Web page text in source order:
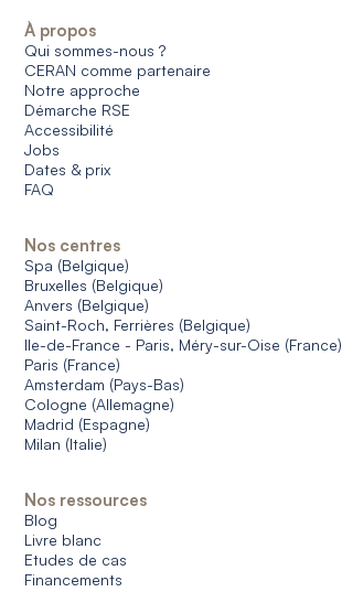
À propos
Qui sommes-nous ?
CERAN comme partenaire
Notre approche
Démarche RSE
Accessibilité
Jobs
Dates & prix
FAQ
Nos centres
Spa (Belgique)
Bruxelles (Belgique)
Anvers (Belgique)
Saint-Roch, Ferrières (Belgique)
Ile-de-France - Paris, Méry-sur-Oise (France)
Paris (France)
Amsterdam (Pays-Bas)
Cologne (Allemagne)
Madrid (Espagne)
Milan (Italie)
Nos ressources
Blog
Livre blanc
Etudes de cas
Financements